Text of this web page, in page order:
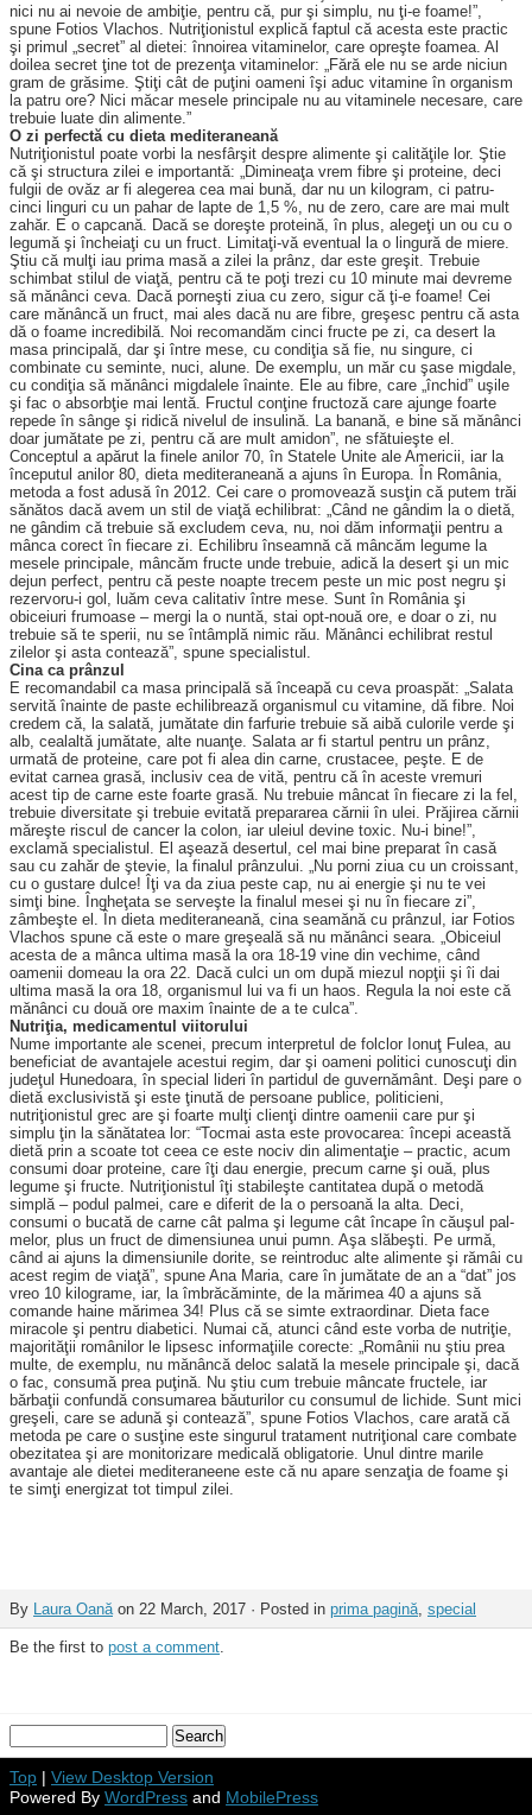
nici nu ai nevoie de ambiţie, pentru că, pur şi simplu, nu ţi-e foame!”,
spune Fotios Vlachos. Nutriţionistul explică faptul că acesta este practic
şi primul „secret” al dietei: înnoirea vitaminelor, care opreşte foamea. Al
doilea secret ţine tot de prezenţa vitaminelor: „Fără ele nu se arde niciun
gram de grăsime. Ştiţi cât de puţini oameni îşi aduc vitamine în organism
la patru ore? Nici măcar mesele principale nu au vitaminele necesare, care
trebuie luate din alimente.”
O zi perfectă cu dieta mediteraneană
Nutriţionistul poate vorbi la nesfârşit despre alimente şi calităţile lor. Ştie
că şi structura zilei e importantă: „Dimineaţa vrem fibre şi proteine, deci
fulgii de ovăz ar fi alegerea cea mai bună, dar nu un kilogram, ci patru-
cinci linguri cu un pahar de lapte de 1,5 %, nu de zero, care are mai mult
zahăr. E o capcană. Dacă se doreşte proteină, în plus, alegeţi un ou cu o
legumă şi încheiaţi cu un fruct. Limitaţi-vă eventual la o lingură de miere.
Ştiu că mulţi iau prima masă a zilei la prânz, dar este greşit. Trebuie
schimbat stilul de viaţă, pentru că te poţi trezi cu 10 minute mai devreme
să mănânci ceva. Dacă porneşti ziua cu zero, sigur că ţi-e foame! Cei
care mănâncă un fruct, mai ales dacă nu are fibre, greşesc pentru că asta
dă o foame incredibilă. Noi recomandăm cinci fructe pe zi, ca desert la
masa principală, dar şi între mese, cu condiţia să fie, nu singure, ci
combinate cu seminte, nuci, alune. De exemplu, un măr cu şase migdale,
cu condiţia să mănânci migdalele înainte. Ele au fibre, care „închid” uşile
şi fac o absorbţie mai lentă. Fructul conţine fructoză care ajunge foarte
repede în sânge şi ridică nivelul de insulină. La banană, e bine să mănânci
doar jumătate pe zi, pentru că are mult amidon”, ne sfătuieşte el.
Conceptul a apărut la finele anilor 70, în Statele Unite ale Americii, iar la
începutul anilor 80, dieta mediteraneană a ajuns în Europa. În România,
metoda a fost adusă în 2012. Cei care o promovează susţin că putem trăi
sănătos dacă avem un stil de viaţă echilibrat: „Când ne gândim la o dietă,
ne gândim că trebuie să excludem ceva, nu, noi dăm informaţii pentru a
mânca corect în fiecare zi. Echilibru înseamnă că mâncăm legume la
mesele principale, mâncăm fructe unde trebuie, adică la desert şi un mic
dejun perfect, pentru că peste noapte trecem peste un mic post negru şi
rezervoru-i gol, luăm ceva calitativ între mese. Sunt în România şi
obiceiuri frumoase – mergi la o nuntă, stai opt-nouă ore, e doar o zi, nu
trebuie să te sperii, nu se întâmplă nimic rău. Mănânci echilibrat restul
zilelor şi asta contează”, spune specialistul.
Cina ca prânzul
E recomandabil ca masa principală să înceapă cu ceva proaspăt: „Salata
servită înainte de paste echilibrează organismul cu vitamine, dă fibre. Noi
credem că, la salată, jumătate din farfurie trebuie să aibă culorile verde şi
alb, cealaltă jumătate, alte nuanţe. Salata ar fi startul pentru un prânz,
urmată de proteine, care pot fi alea din carne, crustacee, peşte. E de
evitat carnea grasă, inclusiv cea de vită, pentru că în aceste vre­muri
acest tip de carne este foarte gra­să. Nu tre­buie mâncat în fiecare zi la fel,
tre­buie diversitate şi trebuie evitată prepararea cărnii în ulei. Prăjirea cărnii
măreşte riscul de cancer la colon, iar uleiul devine toxic. Nu-i bine!”,
exclamă specialistul. El aşează desertul, cel mai bine preparat în casă
sau cu zahăr de ştevie, la finalul prânzului. „Nu porni ziua cu un croissant,
cu o gustare dulce! Îţi va da ziua peste cap, nu ai energie şi nu te vei
simţi bine. Îngheţata se serveşte la finalul mesei şi nu în fiecare zi”,
zâmbeşte el. În dieta mediteraneană, cina seamănă cu prânzul, iar Fotios
Vlachos spune că este o mare greşeală să nu mănânci seara. „Obiceiul
acesta de a mânca ultima masă la ora 18-19 vine din vechime, când
oamenii domeau la ora 22. Dacă culci un om după miezul nopţii şi îi dai
ultima masă la ora 18, organismul lui va fi un haos. Regula la noi este că
mănânci cu două ore maxim înainte de a te culca”.
Nutriţia, medicamentul viitorului
Nume importante ale scenei, precum interpretul de folclor Ionuţ Fulea, au
beneficiat de avantajele acestui regim, dar şi oameni politici cunoscuţi din
judeţul Hunedoara, în special lideri în partidul de gu­ver­nământ. Deşi pare o
dietă exclusivistă şi este ţinută de persoane publice, politicieni,
nutriţionistul grec are şi foarte mulţi clienţi dintre oamenii care pur şi
simplu ţin la sănătatea lor: “Tocmai asta este provocarea: începi această
dietă prin a scoate tot ceea ce este nociv din alimentaţie – practic, acum
consumi doar proteine, care îţi dau energie, precum carne şi ouă, plus
legume şi fructe. Nutriţionistul îţi stabileşte cantitatea după o metodă
simplă – podul palmei, care e diferit de la o persoană la alta. Deci,
consumi o bucată de carne cât palma şi legume cât încape în căuşul pal­
melor, plus un fruct de dimensiunea unui pumn. Aşa slăbeşti. Pe urmă,
când ai ajuns la dimensiunile dorite, se reintroduc alte alimente şi rămâi cu
acest regim de viaţă”, spune Ana Maria, care în jumătate de an a “dat” jos
vreo 10 kilograme, iar, la îmbrăcăminte, de la mărimea 40 a ajuns să
comande haine mărimea 34! Plus că se simte extraordinar. Dieta face
miracole şi pentru diabetici. Numai că, atunci când este vorba de nutriţie,
majorităţii românilor le lipsesc informaţiile corecte: „Românii nu ştiu prea
multe, de exemplu, nu mănâncă deloc salată la mesele principale şi, dacă
o fac, consumă prea puţină. Nu ştiu cum trebuie mâncate fructele, iar
bărbaţii confundă consumarea bău­turilor cu consumul de lichide. Sunt mici
greşeli, care se adună şi contează”, spune Fotios Vlachos, care arată că
metoda pe care o susţine este singurul tratament nutriţional care combate
obezitatea şi are monitorizare medicală obligatorie. Unul dintre marile
avantaje ale dietei mediteraneene este că nu apare senzaţia de foame şi
te simţi energizat tot timpul zilei.
By Laura Oană on 22 March, 2017 · Posted in prima pagină special
Be the first to post a comment
Top | View Desktop Version
Powered By WordPress and MobilePress